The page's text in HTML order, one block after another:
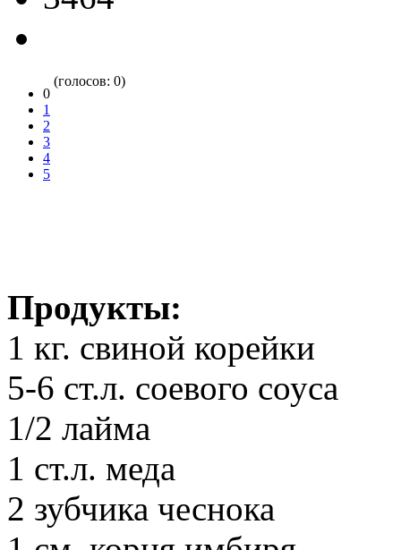
0
1
2
3
4
5
(голосов: 0)
Продукты:
1 кг. свиной корейки
5-6 ст.л. соевого соуса
1/2 лайма
1 ст.л. меда
2 зубчика чеснока